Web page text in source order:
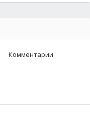
Комментарии